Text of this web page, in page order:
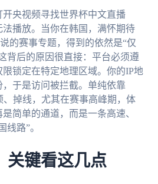
央视频寻找世界杯中文直播
播放。当你在韩国，满怀期待
的赛事专题，得到的依然是“仅
背后的原因很直接：平台必须遵
锁定在特定地理区域。你的IP地
于是访问被拦截。单纯依靠
掉线，尤其在赛事高峰期，体
简单的通道，而是一条高速、
线路”。
关键看这几点